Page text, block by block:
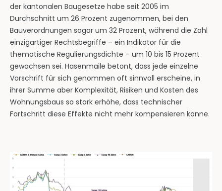
der kantonalen Baugesetze habe seit 2005 im
Durchschnitt um 26 Prozent zugenommen, bei den
Bauverordnungen sogar um 32 Prozent, während die Zahl
einzigartiger Rechtsbegriffe – ein Indikator für die
thematische Regulierungsdichte – um 10 bis 15 Prozent
gewachsen sei. Hasenmaile betont, dass jede einzelne
Vorschrift für sich genommen oft sinnvoll erscheine, in
ihrer Summe aber Komplexität, Risiken und Kosten des
Wohnungsbaus so stark erhöhe, dass technischer
Fortschritt diese Effekte nicht mehr kompensieren könne.